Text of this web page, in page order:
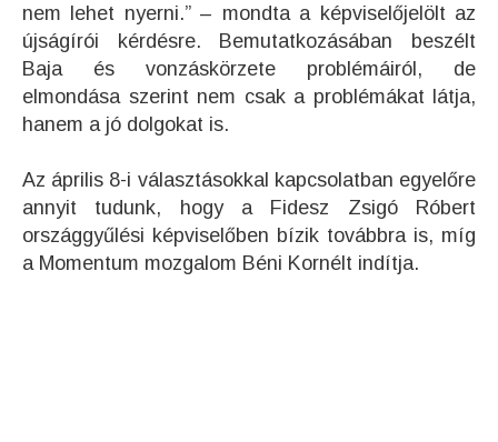
nem lehet nyerni.” – mondta a képviselőjelölt az
újságírói kérdésre. Bemutatkozásában beszélt
Baja és vonzáskörzete problémáiról, de
elmondása szerint nem csak a problémákat látja,
hanem a jó dolgokat is.
Az április 8-i választásokkal kapcsolatban egyelőre
annyit tudunk, hogy a Fidesz Zsigó Róbert
országgyűlési képviselőben bízik továbbra is, míg
a Momentum mozgalom Béni Kornélt indítja.